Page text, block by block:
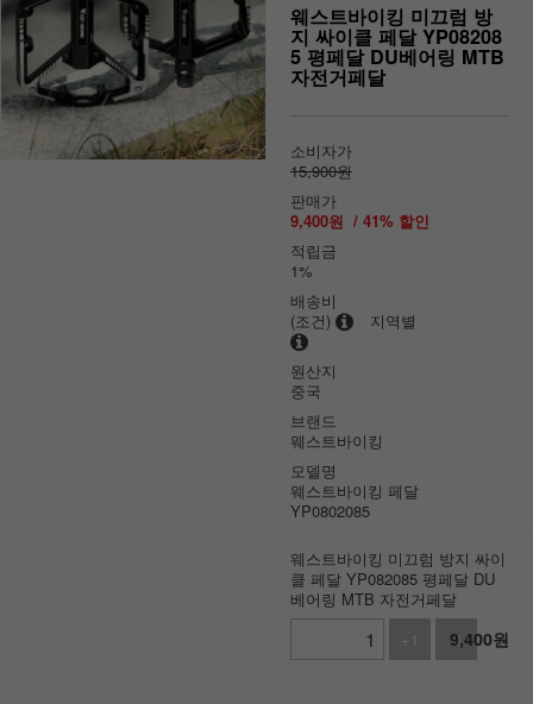
웨스트바이킹 미끄럼 방
지 싸이클 페달 YP08208
5 평페달 DU베어링 MTB
자전거페달
소비자가
15,900원
판매가
9,400원 / 41% 할인
적립금
1%
배송비
(조건)
지역별
원산지
중국
브랜드
웨스트바이킹
모델명
웨스트바이킹 페달
YP0802085
웨스트바이킹 미끄럼 방지 싸이
클 페달 YP082085 평페달 DU
베어링 MTB 자전거페달
+1
-1
9,400원